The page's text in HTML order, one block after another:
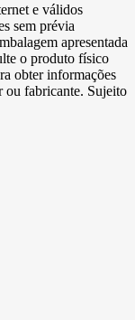
e válidos
sem prévia
apresentada
o produto físico
obter informações
ou fabricante. Sujeito